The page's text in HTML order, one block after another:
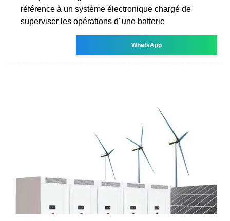
référence à un système électronique chargé de
superviser les opérations d''une batterie
WhatsApp